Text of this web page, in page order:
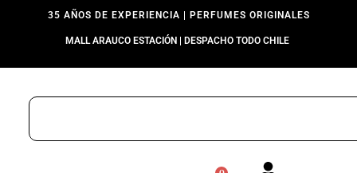
35 AÑOS DE EXPERIENCIA | PERFUMES ORIGINALES
MALL ARAUCO ESTACIÓN | DESPACHO TODO CHILE